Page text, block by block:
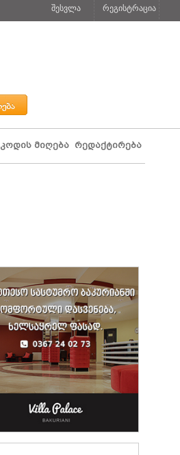
შესვლა რეგისტრაცია
კოდის მიღება რედაქტირება